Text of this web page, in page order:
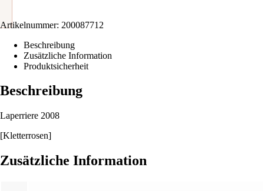
Artikelnummer: 200087712
Beschreibung
Zusätzliche Information
Produktsicherheit
Beschreibung
Laperriere 2008
[Kletterrosen]
Zusätzliche Information